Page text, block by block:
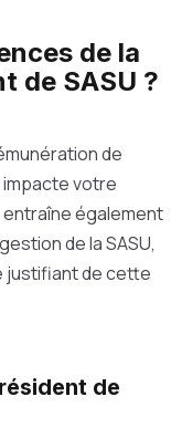
de la
de SASU ?
de
votre
également
de la SASU,
justifiant de cette
de